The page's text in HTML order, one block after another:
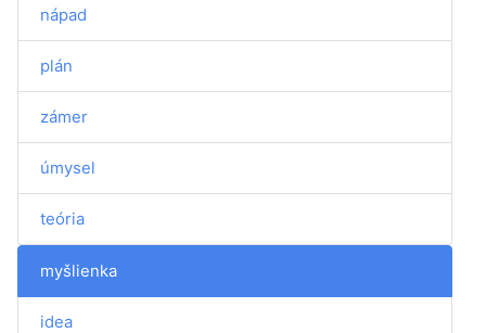
nápad
plán
zámer
úmysel
teória
myšlienka
idea